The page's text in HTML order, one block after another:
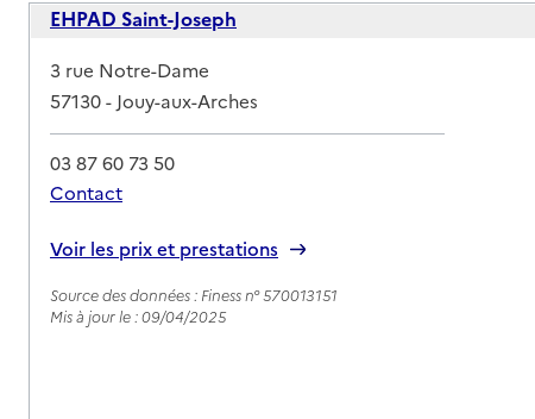
EHPAD Saint-Joseph
Adresse
3 rue Notre-Dame
57130- Jouy-aux-Arches
03 87 60 73 50
Contact
Voir les prix et prestations
Source des données : Finess n° 570013151
Mis à jour le : 09/04/2025